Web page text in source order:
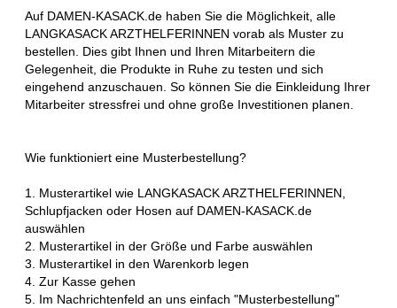
Auf DAMEN-KASACK.de haben Sie die Möglichkeit, alle
LANGKASACK ARZTHELFERINNEN vorab als Muster zu
bestellen. Dies gibt Ihnen und Ihren Mitarbeitern die
Gelegenheit, die Produkte in Ruhe zu testen und sich
eingehend anzuschauen. So können Sie die Einkleidung Ihrer
Mitarbeiter stressfrei und ohne große Investitionen planen.
Wie funktioniert eine Musterbestellung?
1. Musterartikel wie LANGKASACK ARZTHELFERINNEN,
Schlupfjacken oder Hosen auf DAMEN-KASACK.de
auswählen
2. Musterartikel in der Größe und Farbe auswählen
3. Musterartikel in den Warenkorb legen
4. Zur Kasse gehen
5. Im Nachrichtenfeld an uns einfach "Musterbestellung"